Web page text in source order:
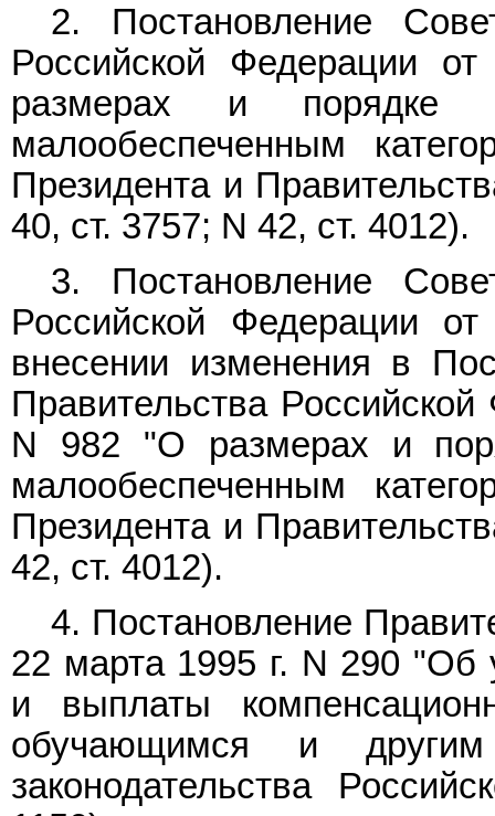
2. Постановление
Российской Федерации
размерах и порядке
малообеспеченным
Президента и
40, ст. 3757; N 42, ст. 4012).
3. Постановление
Российской Федерации
внесении изменения в
Правительства
N 982 "О размерах и
малообеспеченным
Президента и
42, ст. 4012).
4. Постановление
22 марта 1995 г. N 290 "Об
и выплаты
обучающимся и
законодательства